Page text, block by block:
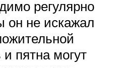
регулярно
он не искажал
и пятна могут